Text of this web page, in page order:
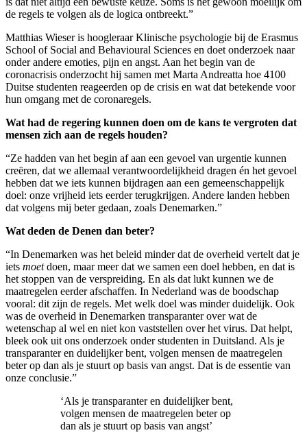
de regels te volgen als de logica ontbreekt.”
Matthias Wieser is hoogleraar Klinische psychologie bij de Erasmus
School of Social and Behavioural Sciences en doet onderzoek naar
onder andere emoties, pijn en angst. Aan het begin van de
coronacrisis onderzocht hij samen met Marta Andreatta hoe 4100
Duitse studenten reageerden op de crisis en wat dat betekende voor
hun omgang met de coronaregels.
Wat had de regering kunnen doen om de kans te vergroten dat
mensen zich aan de regels houden?
“Ze hadden van het begin af aan een gevoel van urgentie kunnen
creëren, dat we allemaal verantwoordelijkheid dragen én het gevoel
hebben dat we iets kunnen bijdragen aan een gemeenschappelijk
doel: onze vrijheid iets eerder terugkrijgen. Andere landen hebben
dat volgens mij beter gedaan, zoals Denemarken.”
Wat deden de Denen dan beter?
“In Denemarken was het beleid minder dat de overheid vertelt dat je
iets moetdoen, maar meer dat we samen een doel hebben, en dat is
het stoppen van de verspreiding. En als dat lukt kunnen we de
maatregelen eerder afschaffen. In Nederland was de boodschap
vooral: dit zijn de regels. Met welk doel was minder duidelijk. Ook
was de overheid in Denemarken transparanter over wat de
wetenschap al wel en niet kon vaststellen over het virus. Dat helpt,
bleek ook uit ons onderzoek onder studenten in Duitsland. Als je
transparanter en duidelijker bent, volgen mensen de maatregelen
beter op dan als je stuurt op basis van angst. Dat is de essentie van
onze conclusie.”
‘Als je transparanter en duidelijker bent,
volgen mensen de maatregelen beter op
dan als je stuurt op basis van angst’